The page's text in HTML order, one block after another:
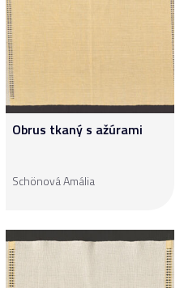
Obrus tkaný s ažúrami
Schönová Amália